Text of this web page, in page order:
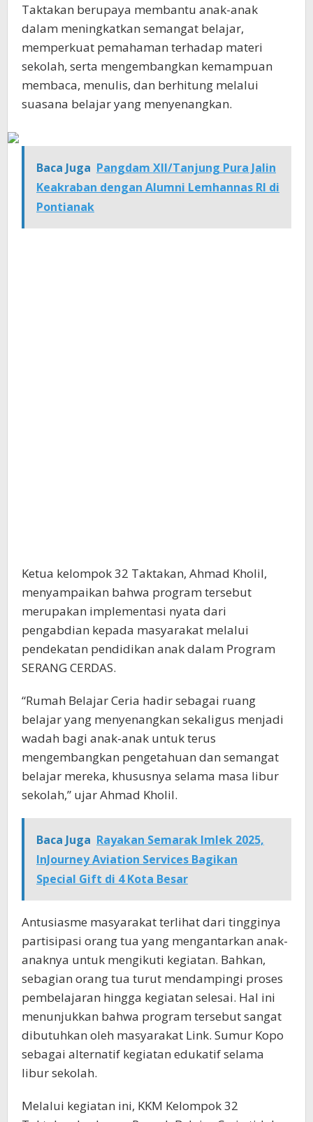
Taktakan berupaya membantu anak-anak
dalam meningkatkan semangat belajar,
memperkuat pemahaman terhadap materi
sekolah, serta mengembangkan kemampuan
membaca, menulis, dan berhitung melalui
suasana belajar yang menyenangkan.
Baca Juga Pangdam XII/Tanjung Pura Jalin
Keakraban dengan Alumni Lemhannas RI di
Pontianak
Ketua kelompok 32 Taktakan, Ahmad Kholil,
menyampaikan bahwa program tersebut
merupakan implementasi nyata dari
pengabdian kepada masyarakat melalui
pendekatan pendidikan anak dalam Program
SERANG CERDAS.
“Rumah Belajar Ceria hadir sebagai ruang
belajar yang menyenangkan sekaligus menjadi
wadah bagi anak-anak untuk terus
mengembangkan pengetahuan dan semangat
belajar mereka, khususnya selama masa libur
sekolah,” ujar Ahmad Kholil.
Baca Juga Rayakan Semarak Imlek 2025,
InJourney Aviation Services Bagikan
Special Gift di 4 Kota Besar
Antusiasme masyarakat terlihat dari tingginya
partisipasi orang tua yang mengantarkan anak-
anaknya untuk mengikuti kegiatan. Bahkan,
sebagian orang tua turut mendampingi proses
pembelajaran hingga kegiatan selesai. Hal ini
menunjukkan bahwa program tersebut sangat
dibutuhkan oleh masyarakat Link. Sumur Kopo
sebagai alternatif kegiatan edukatif selama
libur sekolah.
Melalui kegiatan ini, KKM Kelompok 32